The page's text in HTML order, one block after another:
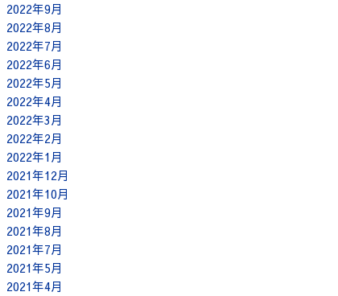
2022年9月
2022年8月
2022年7月
2022年6月
2022年5月
2022年4月
2022年3月
2022年2月
2022年1月
2021年12月
2021年10月
2021年9月
2021年8月
2021年7月
2021年5月
2021年4月